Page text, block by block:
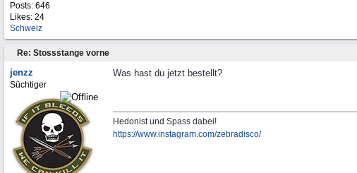
Posts: 646
Likes: 24
Schweiz
Re: Stossstange vorne
jenzz
Süchtiger
Was hast du jetzt bestellt?
Hedonist und Spass dabei!
https://www.instagram.com/zebradisco/